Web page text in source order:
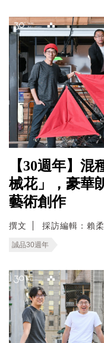
【30週年】
械花」，豪華
藝術創作
撰文 採訪編輯：賴
誠品30週年